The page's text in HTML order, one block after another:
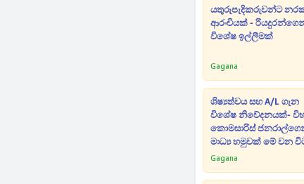
යතුරුපැදිකරුවන්ට
ආරංචියක් -
විශේෂ ඉල්ලීමක්
Gagana
ශිෂ්‍යත්වය සහ A/L ගැන
විශේෂ නිවේදනයක්-
කොමසාරිස්
මාධ්‍ය හමුවක් මේ වන
Gagana